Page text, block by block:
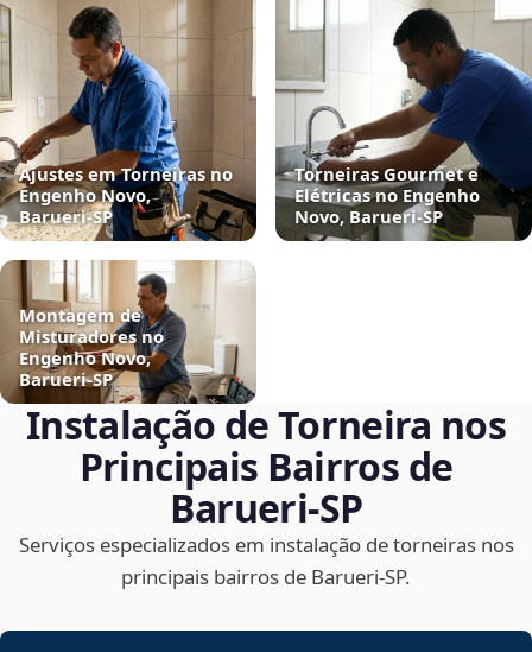
Ajustes em Torneiras no
Engenho Novo,
Barueri‑SP
Torneiras Gourmet e
Elétricas no Engenho
Novo, Barueri‑SP
Montagem de
Misturadores no
Engenho Novo,
Barueri‑SP
Instalação de Torneira nos
Principais Bairros de
Barueri‑SP
Serviços especializados em instalação de torneiras nos
principais bairros de Barueri‑SP.